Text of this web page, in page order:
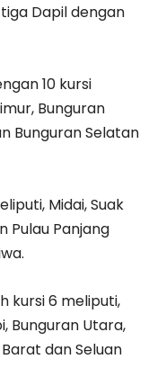
Dapil dengan
10 kursi
Bunguran
Bunguran Selatan
Midai, Suak
Pulau Panjang
kursi 6 meliputi,
Bunguran Utara,
Barat dan Seluan